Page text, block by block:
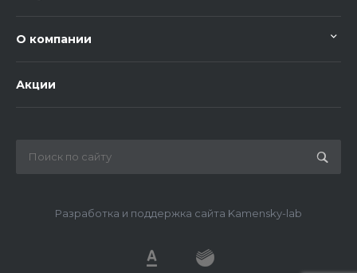
О компании
Акции
Разработка и поддержка сайта Kamensky-lab